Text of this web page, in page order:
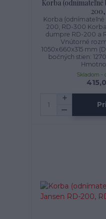
Korba (odnímateľné
Korba (odnímateľné
200, RD-300
dumpre RD-200 a
Vnútorné
1050x660x315 mm
bočných stien:
Skladom -